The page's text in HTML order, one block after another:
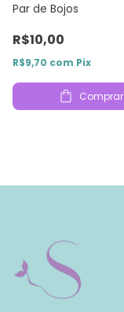
Par de Bojos
R$10,00
R$9,70 com Pix
Comprar